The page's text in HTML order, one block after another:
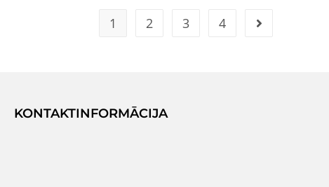
1 2 3 4
KONTAKTINFORMĀCIJA